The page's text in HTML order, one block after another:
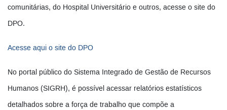
comunitárias, do Hospital Universitário e outros, acesse o site do
DPO.
Acesse aqui o site do DPO
No portal público do Sistema Integrado de Gestão de Recursos
Humanos (SIGRH), é possível acessar relatórios estatísticos
detalhados sobre a força de trabalho que compõe a